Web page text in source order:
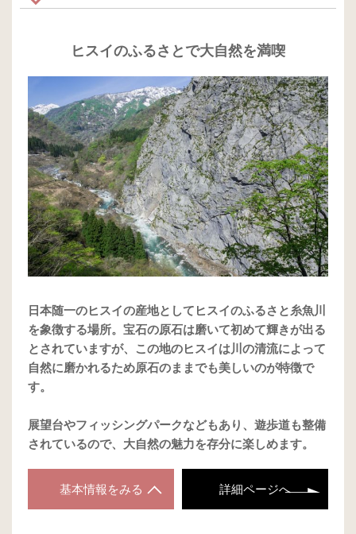
ヒスイのふるさとで大自然を満喫
日本随一のヒスイの産地としてヒスイのふるさと糸魚川
を象徴する場所。宝石の原石は磨いて初めて輝きが出る
とされていますが、この地のヒスイは川の清流によって
自然に磨かれるため原石のままでも美しいのが特徴で
す。
展望台やフィッシングパークなどもあり、遊歩道も整備
されているので、大自然の魅力を存分に楽しめます。
基本情報をみる 詳細ページへ